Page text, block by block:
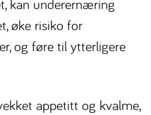
kan underernæring
øke risiko for
og føre til ytterligere
appetitt og kvalme,